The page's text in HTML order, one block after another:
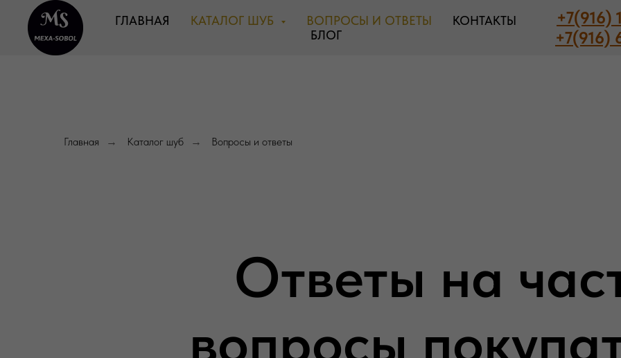
ГЛАВНАЯ КАТАЛОГ ШУБ ВОПРОСЫ И ОТВЕТЫ
КОНТАКТЫ
БЛОГ
+7(916)
+7(916)
Главная → Каталог шуб → Вопросы и ответы
Ответы на
вопросы